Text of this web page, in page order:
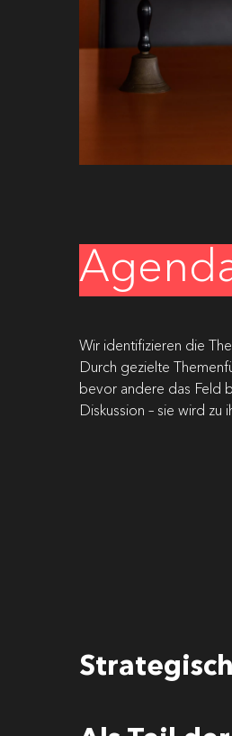
Wir identifizieren die
Durch gezielte
bevor andere das Feld
Diskussion – sie wird zu